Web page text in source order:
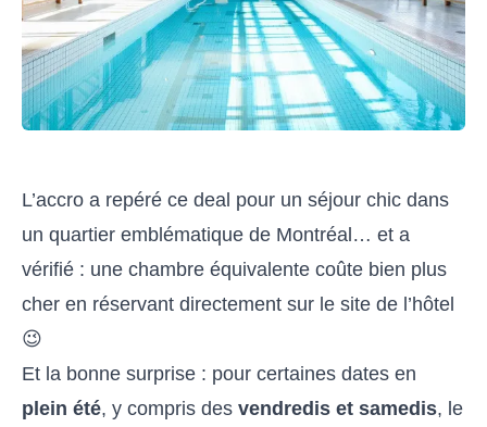
L’accro a repéré ce deal pour un séjour chic dans
un quartier emblématique de Montréal… et a
vérifié : une chambre équivalente coûte bien plus
cher en réservant directement sur le site de l’hôtel
😉
Et la bonne surprise : pour certaines dates en
plein été, y compris des vendredis et samedis, le